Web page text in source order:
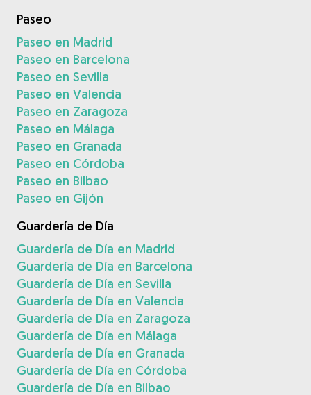
Paseo
Paseo en Madrid
Paseo en Barcelona
Paseo en Sevilla
Paseo en Valencia
Paseo en Zaragoza
Paseo en Málaga
Paseo en Granada
Paseo en Córdoba
Paseo en Bilbao
Paseo en Gijón
Guardería de Día
Guardería de Día en Madrid
Guardería de Día en Barcelona
Guardería de Día en Sevilla
Guardería de Día en Valencia
Guardería de Día en Zaragoza
Guardería de Día en Málaga
Guardería de Día en Granada
Guardería de Día en Córdoba
Guardería de Día en Bilbao